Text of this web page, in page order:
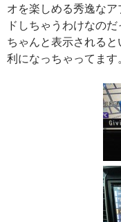
オを楽しめる秀逸な
ドしちゃうわけなの
ちゃんと表示される
利になっちゃってます